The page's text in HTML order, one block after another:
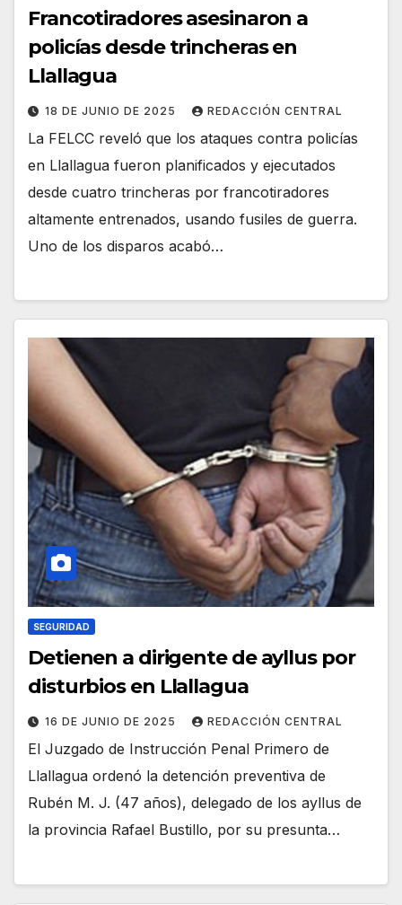
Francotiradores asesinaron a
policías desde trincheras en
Llallagua
18 DE JUNIO DE 2025 REDACCIÓN CENTRAL
La FELCC reveló que los ataques contra policías
en Llallagua fueron planificados y ejecutados
desde cuatro trincheras por francotiradores
altamente entrenados, usando fusiles de guerra.
Uno de los disparos acabó…
SEGURIDAD
Detienen a dirigente de ayllus por
disturbios en Llallagua
16 DE JUNIO DE 2025 REDACCIÓN CENTRAL
El Juzgado de Instrucción Penal Primero de
Llallagua ordenó la detención preventiva de
Rubén M. J. (47 años), delegado de los ayllus de
la provincia Rafael Bustillo, por su presunta…